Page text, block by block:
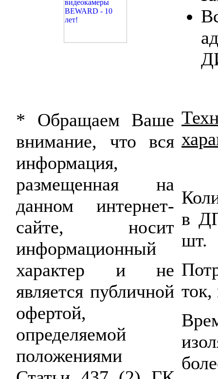
* Обращаем Ваше
внимание, что вся
информация,
размещенная на
данном интернет-
сайте, носит
информационный
характер и не
является публичной
офертой,
определяемой
положениями
в
шт.